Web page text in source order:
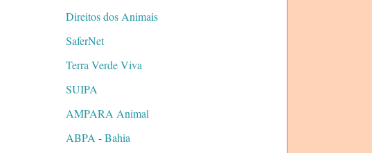
Direitos dos Animais
SaferNet
Terra Verde Viva
SUIPA
AMPARA Animal
ABPA - Bahia